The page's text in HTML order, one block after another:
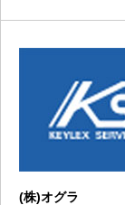
(株)オグラ